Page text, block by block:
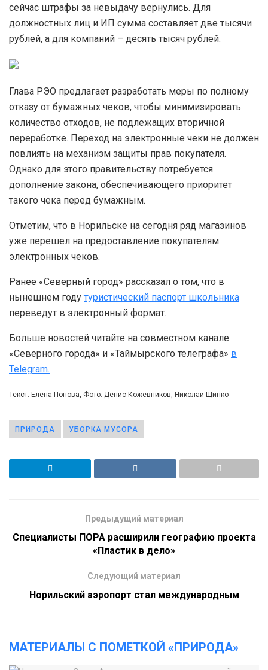
сейчас штрафы за невыдачу вернулись. Для
должностных лиц и ИП сумма составляет две тысячи
рублей, а для компаний – десять тысяч рублей.
Глава РЭО предлагает разработать меры по полному
отказу от бумажных чеков, чтобы минимизировать
количество отходов, не подлежащих вторичной
переработке. Переход на электронные чеки не должен
повлиять на механизм защиты прав покупателя.
Однако для этого правительству потребуется
дополнение закона, обеспечивающего приоритет
такого чека перед бумажным.
Отметим, что в Норильске на сегодня ряд магазинов
уже перешел на предоставление покупателям
электронных чеков.
Ранее «Северный город» рассказал о том, что в
нынешнем году туристический паспорт школьника
переведут в электронный формат.
Больше новостей читайте на совместном канале
«Северного города» и «Таймырского телеграфа» в
Telegram.
Текст: Елена Попова, Фото: Денис Кожевников, Николай Щипко
ПРИРОДА УБОРКА МУСОРА
Предыдущий материал
Специалисты ПОРА расширили географию проекта
«Пластик в дело»
Следующий материал
Норильский аэропорт стал международным
МАТЕРИАЛЫ С ПОМЕТКОЙ «ПРИРОДА»